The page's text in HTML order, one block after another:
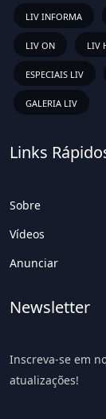
LIV INFORMA
LIV ON LIV
ESPECIAIS LIV
GALERIA LIV
Links
Sobre
Vídeos
Anunciar
Newsletter
Inscreva-se em
atualizações!